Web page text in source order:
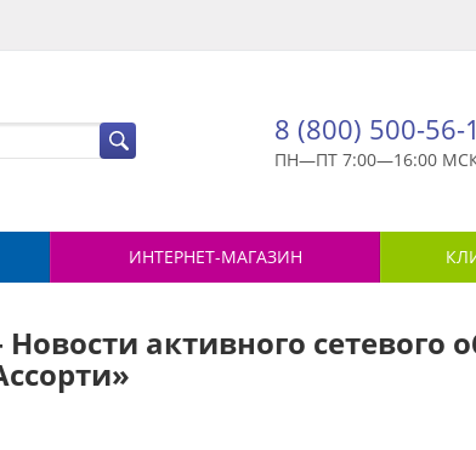
8 (800) 500-56-
ПН—ПТ 7:00—16:00
ИНТЕРНЕТ-МАГАЗИН
активного сетевого